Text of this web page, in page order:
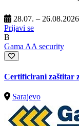
28.07. – 26.08.2026
Prijavi se
B
Gama AA security
Certificirani zaštitar
Sarajevo